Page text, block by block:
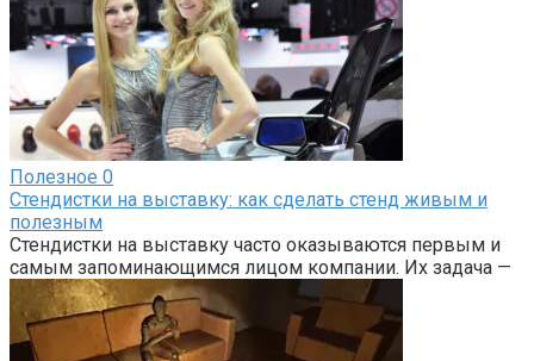
Полезное 0
Стендистки на выставку: как сделать стенд живым и
полезным
Стендистки на выставку часто оказываются первым и
самым запоминающимся лицом компании. Их задача —